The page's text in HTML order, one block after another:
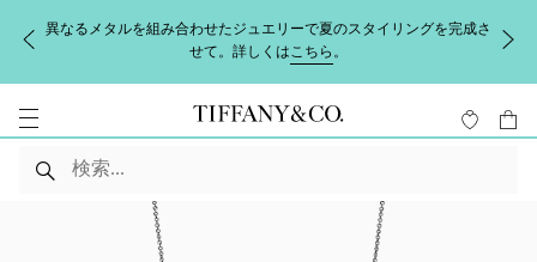
異なるメタルを組み合わせたジュエリーで夏のスタイリングを完成さ
せて。詳しくはこちら 。